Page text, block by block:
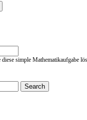
simple Mathematikaufgabe